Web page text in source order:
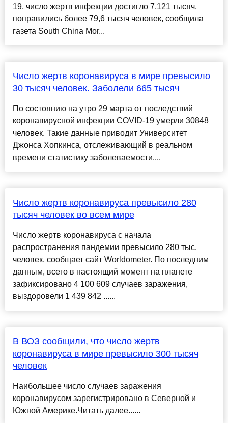
19, число жертв инфекции достигло 7,121 тысяч,
поправились более 79,6 тысяч человек, сообщила
газета South China Mor...
Число жертв коронавируса в мире превысило
30 тысяч человек. Заболели 665 тысяч
По состоянию на утро 29 марта от последствий
коронавирусной инфекции COVID-19 умерли 30848
человек. Такие данные приводит Университет
Джонса Хопкинса, отслеживающий в реальном
времени статистику заболеваемости....
Число жертв коронавируса превысило 280
тысяч человек во всем мире
Число жертв коронавируса с начала
распространения пандемии превысило 280 тыс.
человек, сообщает сайт Worldometer. По последним
данным, всего в настоящий момент на планете
зафиксировано 4 100 609 случаев заражения,
выздоровели 1 439 842 ......
В ВОЗ сообщили, что число жертв
коронавируса в мире превысило 300 тысяч
человек
Наибольшее число случаев заражения
коронавирусом зарегистрировано в Северной и
Южной Америке.Читать далее......